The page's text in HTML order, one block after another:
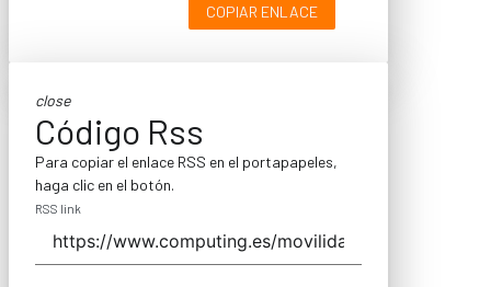
COPIAR ENLACE
close
Código Rss
Para copiar el enlace RSS en el portapapeles,
haga clic en el botón.
RSS link